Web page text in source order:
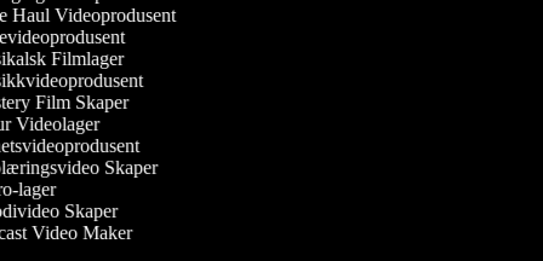
Haul Videoprodusent
Filmlager
Film Skaper
Videolager
Skaper
lager
Skaper
Video Maker